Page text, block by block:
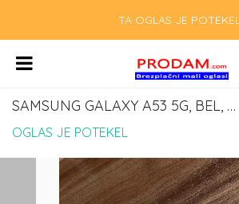
TA OGLAS JE
SAMSUNG GALAXY A53 5G, BEL, ODLIČNO OHRANJEN
OGLAS JE POTEKEL